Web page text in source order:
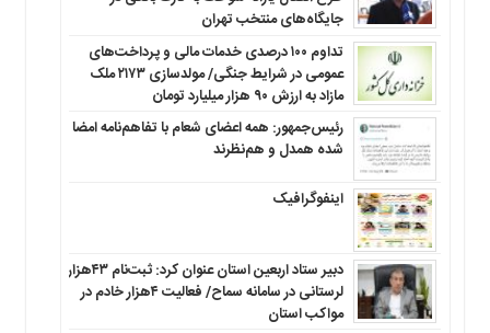
جایگاه‌های منتخب تهران
تداوم ۱۰۰ درصدی خدمات مالی و پرداخت‌های
عمومی در شرایط جنگی/ مولدسازی ۲۱۷۳ ملک
مازاد به ارزش ۹۰ هزار میلیارد تومان
رئیس‌جمهور: همه اعضای شعام با تفاهم‌نامه امضا
شده همدل و هم‌نظرند
اینفوگرافیک
دبیر ستاد اربعین استان عنوان کرد: ثبت‌نام ۴۳هزار
لرستانی در سامانه سماح/ فعالیت ۴هزار خادم در
مواکب استان